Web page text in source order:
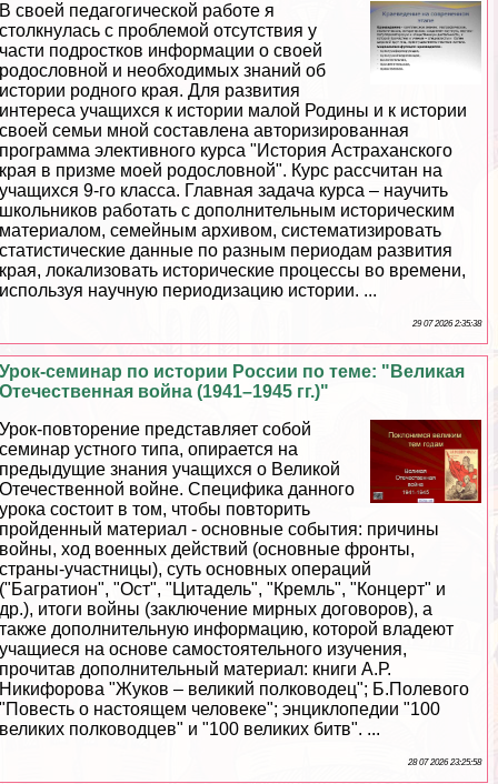
В своей педагогической работе я
столкнулась с проблемой отсутствия у
части подростков информации о своей
родословной и необходимых знаний об
истории родного края. Для развития
интереса учащихся к истории малой Родины и к истории
своей семьи мной составлена авторизированная
программа элективного курса "История Астpaxaнского
края в призме моей родословной". Курс рассчитан на
учащихся 9-го класса. Главная задача курса – научить
школьников работать с дополнительным историческим
материалом, семейным архивом, систематизировать
статистические данные по разным периодам развития
края, локализовать исторические процессы во времени,
используя научную периодизацию истории. ...
29 07 2026 2:35:38
Урок-семинар по истории России по теме: "Великая
Отечественная война (1941–1945 гг.)"
Урок-повторение представляет собой
семинар устного типа, опирается на
предыдущие знания учащихся о Великой
Отечественной войне. Специфика данного
урока состоит в том, чтобы повторить
пройденный материал - основные события: причины
войны, ход военных действий (основные фронты,
страны-участницы), суть основных операций
("Багратион", "Ост", "Цитадель", "Кремль", "Концерт" и
др.), итоги войны (заключение мирных договоров), а
также дополнительную информацию, которой владеют
учащиеся на основе самостоятельного изучения,
прочитав дополнительный материал: книги А.Р.
Никифорова "Жуков – великий полководец"; Б.Полевого
"Повесть о настоящем человеке"; энциклопедии "100
великих полководцев" и "100 великих битв". ...
28 07 2026 23:25:58